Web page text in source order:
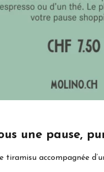
une pause,
tiramisu accompagnée